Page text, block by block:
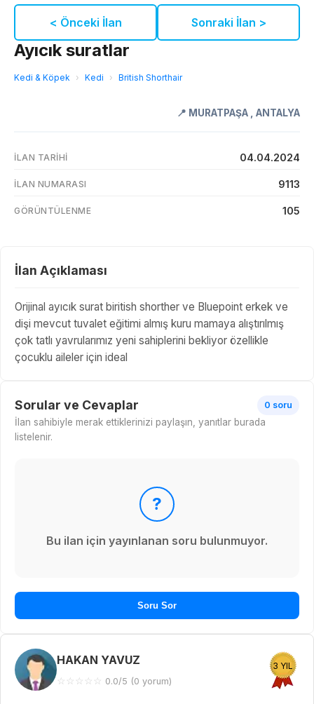
< Önceki İlan Sonraki İlan >
Ayıcık suratlar
Kedi & Köpek › Kedi › British Shorthair
📍 MURATPAŞA ANTALYA
İLAN TARIHI 04.04.2024
İLAN NUMARASI 9113
GÖRÜNTÜLENME 105
İlan Açıklaması
Orijinal ayıcık surat biritish shorther ve Bluepoint erkek ve
dişi mevcut tuvalet eğitimi almış kuru mamaya alıştırılmış
çok tatlı yavrularımız yeni sahiplerini bekliyor özellikle
çocuklu aileler için ideal
Sorular ve Cevaplar 0 soru
İlan sahibiyle merak ettiklerinizi paylaşın, yanıtlar burada
listelenir.
?
Bu ilan için yayınlanan soru bulunmuyor.
Soru Sor
HAKAN YAVUZ
☆ ☆ ☆ ☆ ☆ 0.0/5 (0 yorum)
3 YIL